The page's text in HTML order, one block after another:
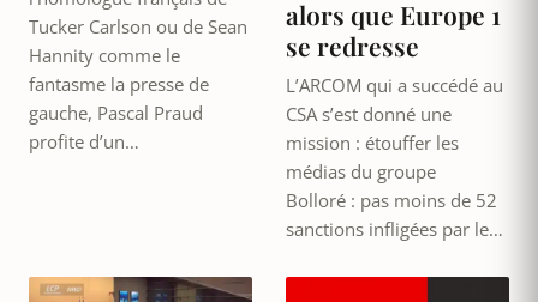
Tucker Carlson ou de Sean
Hannity comme le
fantasme la presse de
gauche, Pascal Praud
profite d’un…
alors que Europe 1
se redresse
L’ARCOM qui a succédé au
CSA s’est donné une
mission : étouffer les
médias du groupe
Bolloré : pas moins de 52
sanctions infligées par le…